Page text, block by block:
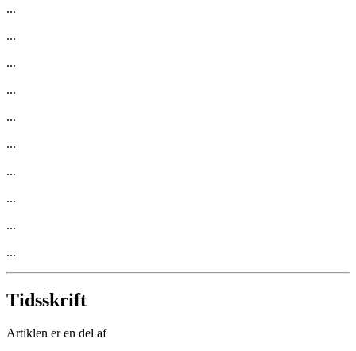
...
...
...
...
...
...
...
...
...
...
Tidsskrift
Artiklen er en del af